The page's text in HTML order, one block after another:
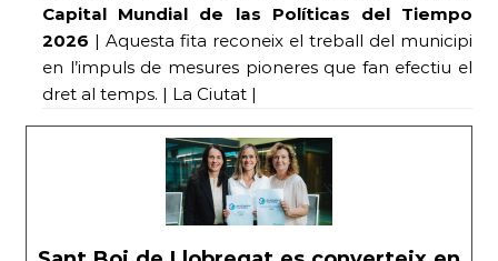
Capital Mundial de las Políticas del Tiempo
2026 | Aquesta fita reconeix el treball del municipi
en l’impuls de mesures pioneres que fan efectiu el
dret al temps. | La Ciutat |